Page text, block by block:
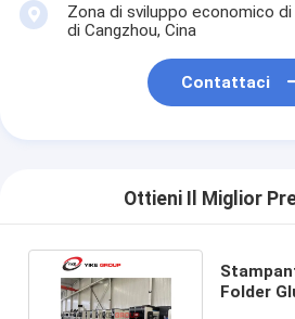
Zona di sviluppo economico di
di Cangzhou, Cina
Contattaci
Ottieni Il Miglior
Folder